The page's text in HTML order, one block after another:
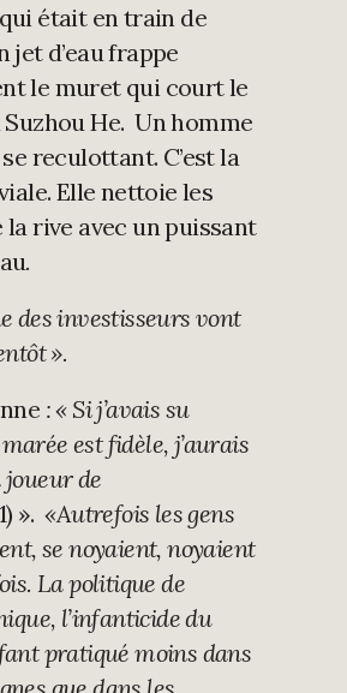
était en train de
jet d’eau frappe
le muret qui court le
He. Un homme
reculottant. C’est la
Elle nettoie les
la rive avec un puissant
.
des investisseurs vont
».
: « Si j’avais su
est fidèle, j’aurais
joueur de
».«Autrefois les gens
se noyaient, noyaient
La politique de
l’infanticide du
pratiqué moins dans